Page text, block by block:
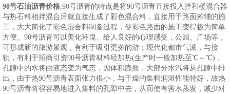
90号石油沥青价格,90号沥青的特点是将90号沥青直接投入拌和楼混合器
与热石料相拌混合后就直接生成了彩色混合料，直接用于路面摊铺的施
工，大大简化了彩色混合料制备过程，使彩色路面的施工变得极为简单
方便。90号沥青可以美化环境、给人良好的心理感受，公园、广场等，
可形成新的旅游景观，有利于吸引更多的游；现代化都市气派，与接
轨，有利于招商引资90号沥青材料经加热(生产时一般加热至℃～℃)，
孔隙中的水将由液态变为气态，因体积膨胀，大部分水汽将从孔隙中排
出，由于热90号沥青表面张力很小，与干燥的集料润湿性能特好，故热
90号沥青将很容易地进入集料的孔隙中去，从而使有害水蒸发，减少对